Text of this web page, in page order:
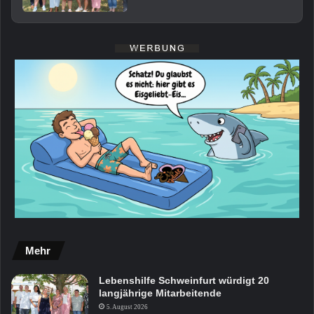
Mehr
Lebenshilfe Schweinfurt würdigt 20
langjährige Mitarbeitende
5. August 2026